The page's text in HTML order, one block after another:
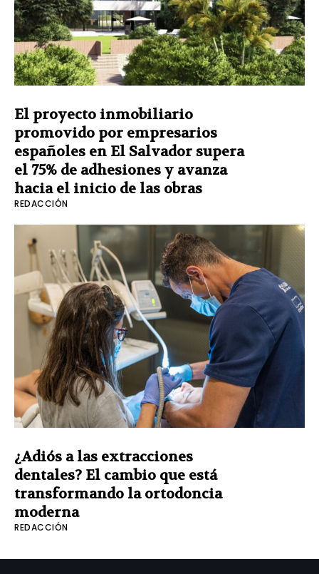
El proyecto inmobiliario
promovido por empresarios
españoles en El Salvador supera
el 75% de adhesiones y avanza
hacia el inicio de las obras
REDACCIÓN
¿Adiós a las extracciones
dentales? El cambio que está
transformando la ortodoncia
moderna
REDACCIÓN